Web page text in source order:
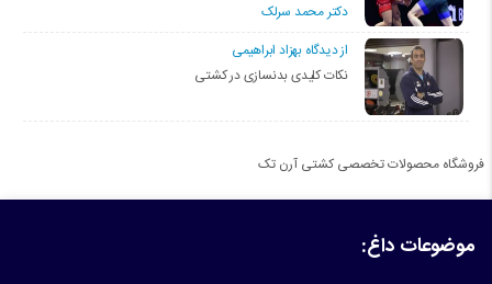
دکتر محمد سرلک
از دیدگاه بهزاد ابراهیمی
نکات کلیدی بدنسازی در کشتی
فروشگاه محصولات تخصصی کشتی آرن تک
موضوعات داغ: